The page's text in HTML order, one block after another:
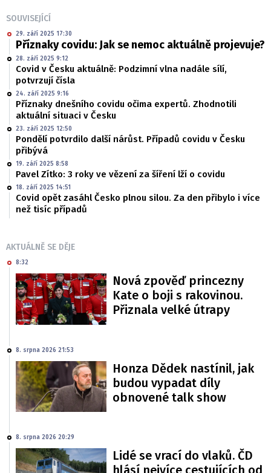
SOUVISEJÍCÍ
29. září 2025 17:30
Příznaky covidu: Jak se nemoc aktuálně projevuje?
28. září 2025 9:12
Covid v Česku aktuálně: Podzimní vlna nadále sílí,
potvrzují čísla
24. září 2025 9:16
Příznaky dnešního covidu očima expertů. Zhodnotili
aktuální situaci v Česku
23. září 2025 12:50
Pondělí potvrdilo další nárůst. Případů covidu v Česku
přibývá
19. září 2025 8:58
Pavel Zítko: 3 roky ve vězení za šíření lží o covidu
18. září 2025 14:51
Covid opět zasáhl Česko plnou silou. Za den přibylo i více
než tisíc případů
AKTUÁLNĚ SE DĚJE
8:32
Nová zpověď princezny
Kate o boji s rakovinou.
Přiznala velké útrapy
8. srpna 2026 21:53
Honza Dědek nastínil, jak
budou vypadat díly
obnovené talk show
8. srpna 2026 20:29
Lidé se vrací do vlaků. ČD
hlásí nejvíce cestujících od